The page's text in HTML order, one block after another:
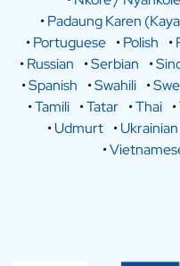
•Padaung Karen
•Portuguese •Polish •
•Russian •Serbian •
•Spanish •Swahili •
•Tamili •Tatar •Thai •
•Udmurt •Ukrainian
•